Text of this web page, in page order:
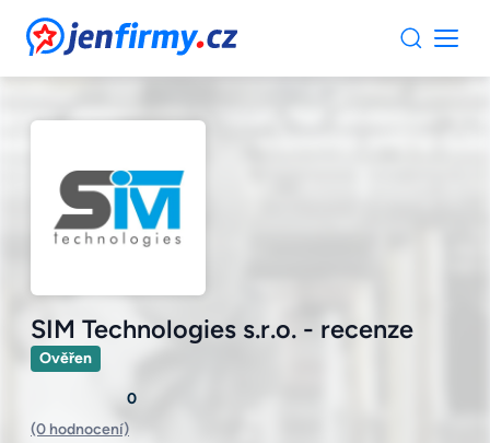
JenFirmy.cz
SIM Technologies s.r.o. - recenze
Ověřen
0
(0 hodnocení)